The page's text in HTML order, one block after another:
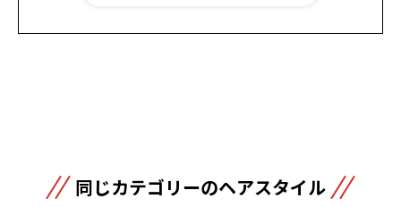
同じカテゴリーのヘアスタイル